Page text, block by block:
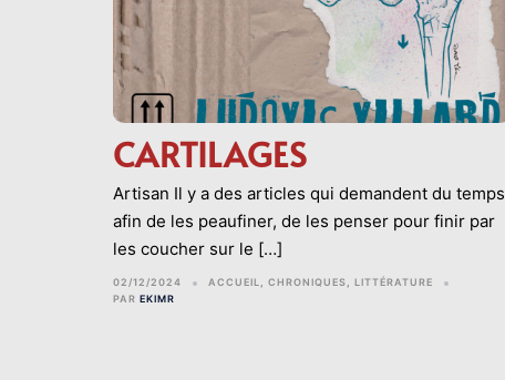
CARTILAGES
Artisan Il y a des articles qui demandent du temps
afin de les peaufiner, de les penser pour finir par
les coucher sur le […]
02/12/2024 ACCUEIL CHRONIQUES
LITTÉRATURE
PAR EKIMR